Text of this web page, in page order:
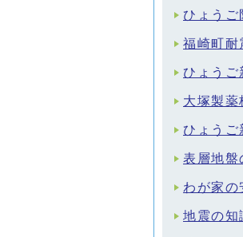
ひょうご
福崎町耐
ひょう
大塚製薬
ひょうご
表層地盤
わが家の
地震の知